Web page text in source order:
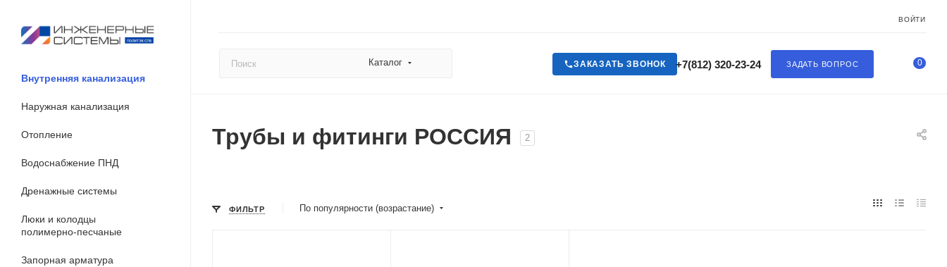
ВОЙТИ
Каталог ЗАДАТЬ ВОПРОС
+7(812) 320-23-24
ЗАКАЗАТЬ ЗВОНОК 0
Внутренняя канализация
Наружная канализация
Отопление
Водоснабжение ПНД
Дренажные системы
Люки и колодцы
полимерно-песчаные
Запорная арматура
Трубы и фитинги РОССИЯ 2
ФИЛЬТР По популярности (возрастание)